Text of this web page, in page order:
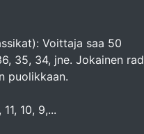
Voittaja saa 50
35, 34, jne. Jokainen
puolikkaan.
10, 9,...